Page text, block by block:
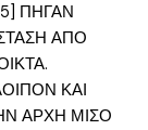
ΠΗΓΑΝ
ΑΠΟ
ΚΑΙ
ΑΡΧΗ ΜΙΣΟ